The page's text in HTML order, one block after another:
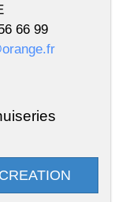
66 99